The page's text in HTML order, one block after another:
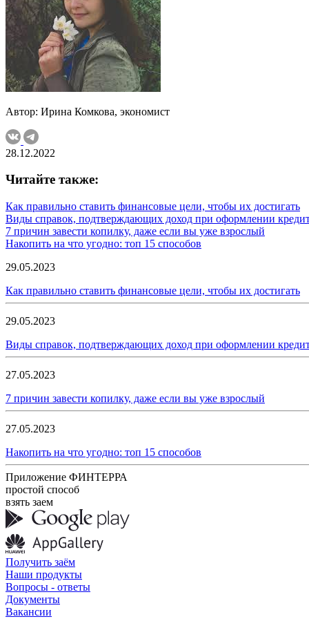
Автор: Ирина Комкова, экономист
28.12.2022
Читайте также:
Как правильно ставить финансовые цели, чтобы их достигать
Виды справок, подтверждающих доход при оформлении
7 причин завести копилку, даже если вы уже взрослый
Накопить на что угодно: топ 15 способов
29.05.2023
Как правильно ставить финансовые цели, чтобы их достигать
29.05.2023
Виды справок, подтверждающих доход при оформлении
27.05.2023
7 причин завести копилку, даже если вы уже взрослый
27.05.2023
Накопить на что угодно: топ 15 способов
Приложение ФИНТЕРРА
простой способ
взять заем
Получить заём
Наши продукты
Вопросы - ответы
Документы
Вакансии